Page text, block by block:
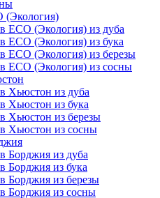
(Экология)
ECO (Экология) из дуба
ECO (Экология) из бука
ECO (Экология) из березы
ECO (Экология) из сосны
Хьюстон из дуба
Хьюстон из бука
Хьюстон из березы
Хьюстон из сосны
Борджия из дуба
Борджия из бука
Борджия из березы
Борджия из сосны